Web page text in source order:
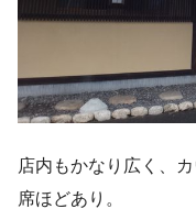
店内もかなり広く、
席ほどあり。